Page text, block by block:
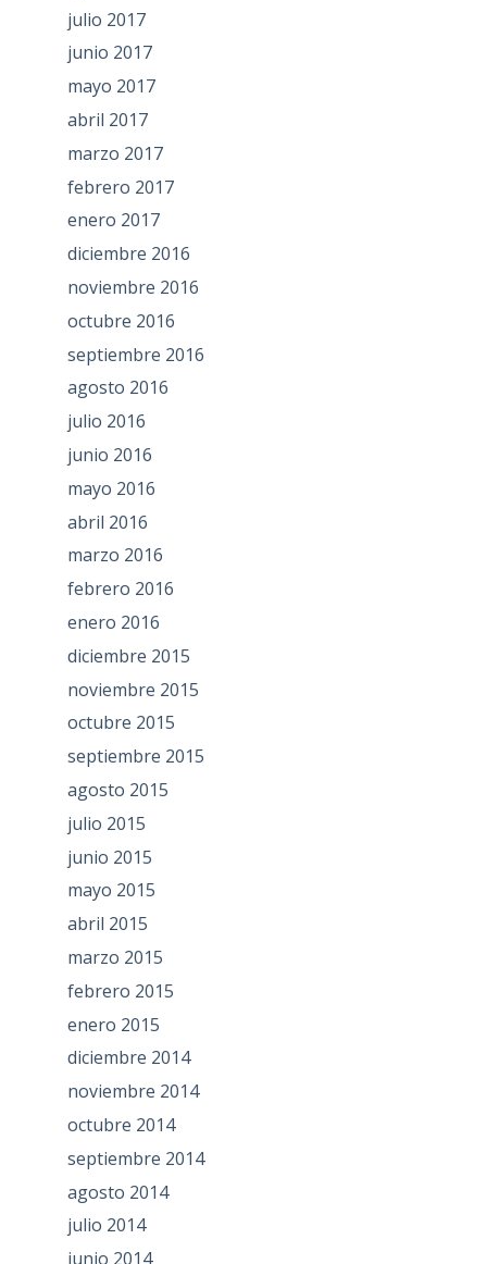
julio 2017
junio 2017
mayo 2017
abril 2017
marzo 2017
febrero 2017
enero 2017
diciembre 2016
noviembre 2016
octubre 2016
septiembre 2016
agosto 2016
julio 2016
junio 2016
mayo 2016
abril 2016
marzo 2016
febrero 2016
enero 2016
diciembre 2015
noviembre 2015
octubre 2015
septiembre 2015
agosto 2015
julio 2015
junio 2015
mayo 2015
abril 2015
marzo 2015
febrero 2015
enero 2015
diciembre 2014
noviembre 2014
octubre 2014
septiembre 2014
agosto 2014
julio 2014
junio 2014